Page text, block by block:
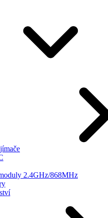
2.4GHz/868MHz